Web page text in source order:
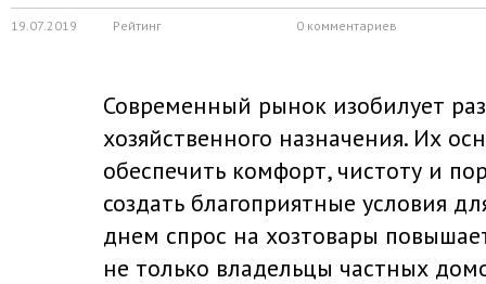
19.07.2019 Рейтинг 0 комментариев
Современный рынок изобилует
хозяйственного назначения. Их
обеспечить комфорт, чистоту и
создать благоприятные условия
днем спрос на хозтовары
не только владельцы частных